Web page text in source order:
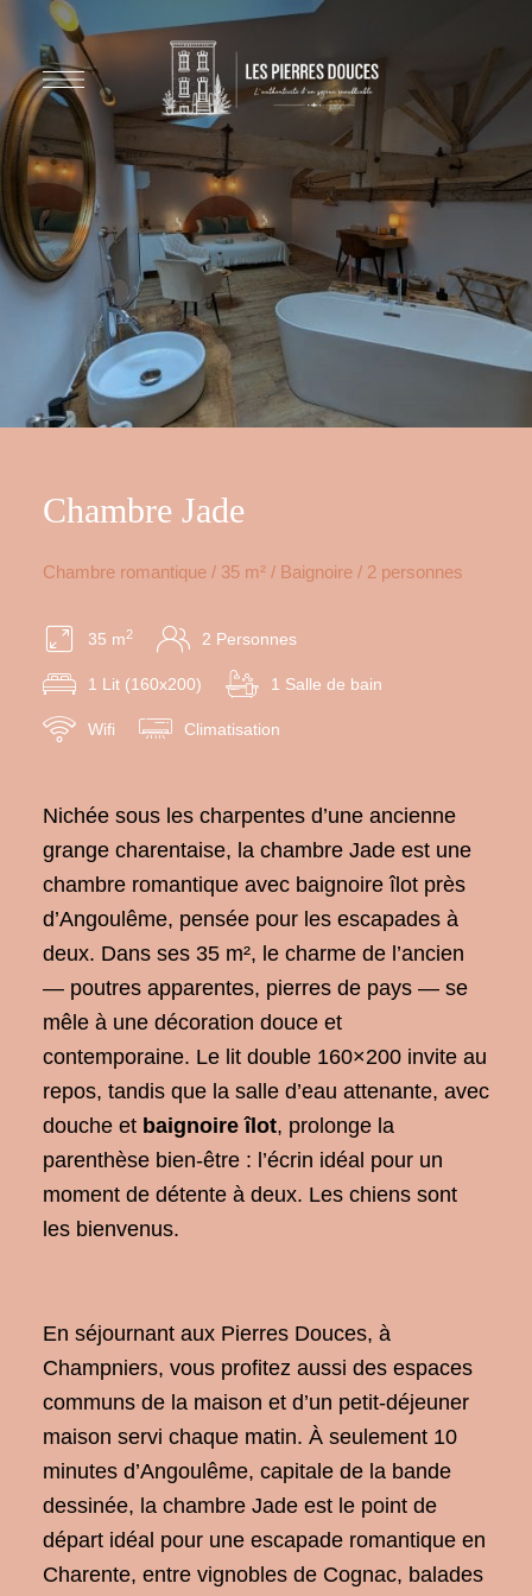
Chambre Jade
Chambre romantique / 35 m² / Baignoire / 2 personnes
35 m2 2 Personnes
1 Lit (160x200) 1 Salle de bain
Wifi Climatisation
Nichée sous les charpentes d’une ancienne
grange charentaise, la chambre Jade est une
chambre romantique avec baignoire îlot près
d’Angoulême, pensée pour les escapades à
deux. Dans ses 35 m², le charme de l’ancien
— poutres apparentes, pierres de pays — se
mêle à une décoration douce et
contemporaine. Le lit double 160×200 invite au
repos, tandis que la salle d’eau attenante, avec
douche et baignoire îlot, prolonge la
parenthèse bien-être : l’écrin idéal pour un
moment de détente à deux. Les chiens sont
les bienvenus.
En séjournant aux Pierres Douces, à
Champniers, vous profitez aussi des espaces
communs de la maison et d’un petit-déjeuner
maison servi chaque matin. À seulement 10
minutes d’Angoulême, capitale de la bande
dessinée, la chambre Jade est le point de
départ idéal pour une escapade romantique en
Charente, entre vignobles de Cognac, balades